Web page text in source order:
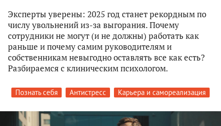
Эксперты уверены: 2025 год станет рекордным по
числу увольнений из-за выгорания. Почему
сотрудники не могут (и не должны) работать как
раньше и почему самим руководителям и
собственникам невыгодно оставлять все как есть?
Разбираемся с клиническим психологом.
Познать себя Антистресс Карьера и самореализация